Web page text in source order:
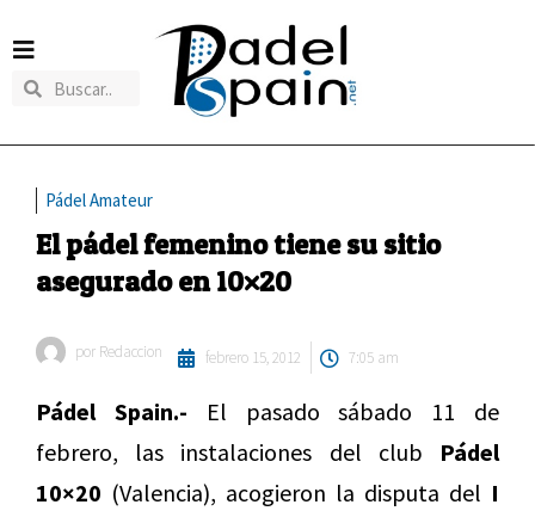
Pádel Amateur
El pádel femenino tiene su sitio
asegurado en 10×20
por Redaccion febrero 15, 2012 7:05 am
Pádel Spain.- El pasado sábado 11 de
febrero, las instalaciones del club Pádel
10×20 (Valencia), acogieron la disputa del I